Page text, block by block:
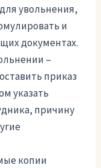
увольнения,
и
документах.
–
приказ
указать
причину
копии